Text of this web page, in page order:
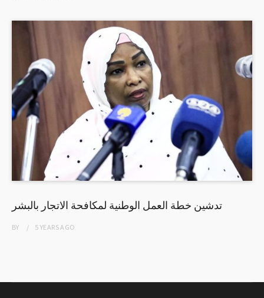
تدشين خطة العمل الوطنية لمكافحة الاتجار بالبشر
BY 5 YEARSAGO